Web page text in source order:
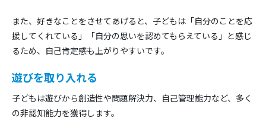
また、好きなことをさせてあげると、子どもは「自分のことを応
援してくれている」「自分の思いを認めてもらえている」と感じ
るため、自己肯定感も上がりやすいです。
遊びを取り入れる
子どもは遊びから創造性や問題解決力、自己管理能力など、多く
の非認知能力を獲得します。